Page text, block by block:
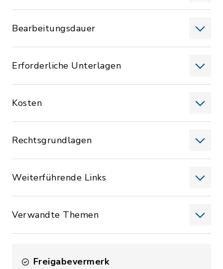
Bearbeitungsdauer
Erforderliche Unterlagen
Kosten
Rechtsgrundlagen
Weiterführende Links
Verwandte Themen
Freigabevermerk